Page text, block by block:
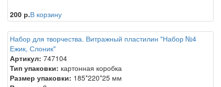
200 р.В корзину
Набор для творчества. Витражный пластилин "Набор №4
Ежик, Слоник"
Артикул: 747104
Тип упаковки: картонная коробка
Размер упаковки: 185*220*25 мм